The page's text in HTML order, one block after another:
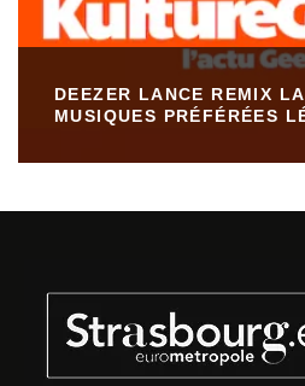
DEEZER LANCE REMIX
MUSIQUES PRÉFÉRÉES